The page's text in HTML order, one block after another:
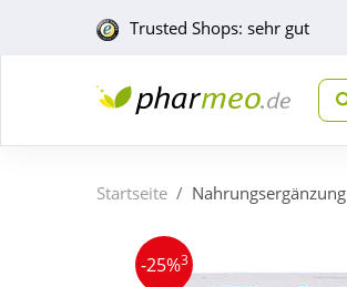
Trusted Shops: sehr gut
Startseite Nahrungsergänzung
-25%3